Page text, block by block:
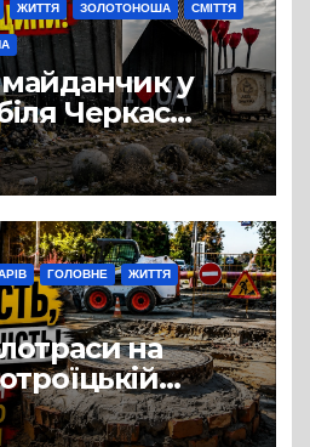
ЖИТТЯ ЗОЛОТОНОША СМІТТЯ
у
Черкас
на занедбане
ГОЛОВНЕ ЖИТТЯ
на
із
термінами.